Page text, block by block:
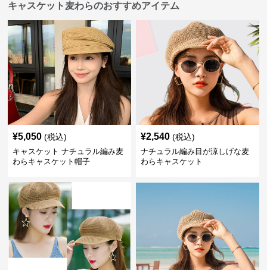
キャスケット麦わらのおすすめアイテム
¥5,050 (税込)
キャスケット ナチュラル編み麦
わらキャスケット帽子
¥2,540 (税込)
ナチュラル編み目が涼しげな麦
わらキャスケット